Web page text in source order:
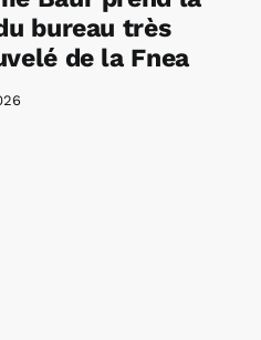
bureau très
de la Fnea